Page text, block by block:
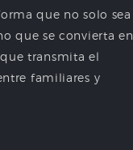
que no solo sea
que se convierta en
transmita el
familiares y